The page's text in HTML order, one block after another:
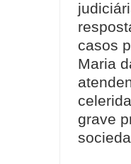
casos
Maria
grave